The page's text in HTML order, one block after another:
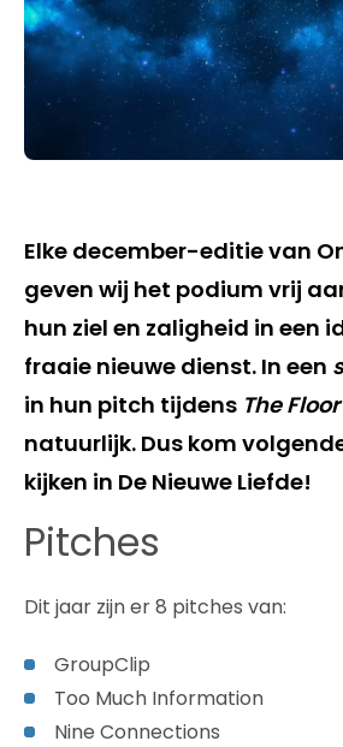
Elke december-editie van
geven wij het podium vrij
hun ziel en zaligheid in een
fraaie nieuwe dienst. In een
in hun pitch tijdens The
natuurlijk. Dus kom
kijken in De Nieuwe Liefde!
Pitches
Dit jaar zijn er 8 pitches van:
GroupClip
Too Much Information
Nine Connections